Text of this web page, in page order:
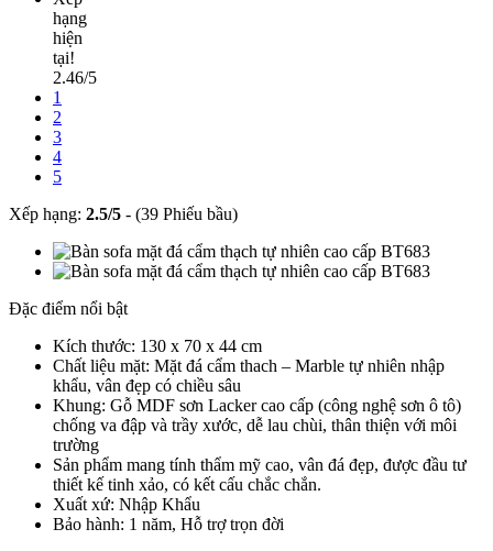
hạng
hiện
tại!
2.46/5
1
2
3
4
5
Xếp hạng: 2.5/5 - (39 Phiếu bầu)
Đặc điểm nổi bật
Kích thước: 130 x 70 x 44 cm
Chất liệu mặt: Mặt đá cẩm thach – Marble tự nhiên nhập
khẩu, vân đẹp có chiều sâu
Khung: Gỗ MDF sơn Lacker cao cấp (công nghệ sơn ô tô)
chống va đập và trầy xước, dễ lau chùi, thân thiện với môi
trường​
Sản phẩm mang tính thẩm mỹ cao, vân đá đẹp, được đầu tư
thiết kế tinh xảo, có kết cấu chắc chắn.
Xuất xứ: Nhập Khẩu
Bảo hành: 1 năm, Hỗ trợ trọn đời